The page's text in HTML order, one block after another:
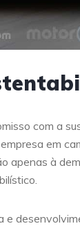
com a
em
apenas à